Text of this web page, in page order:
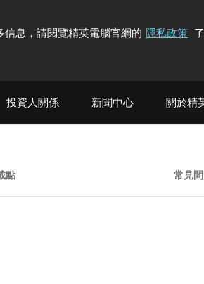
信息，請閱覽精英電腦官網的 隱私政策
投資人關係 新聞中心 關於精
點 常見